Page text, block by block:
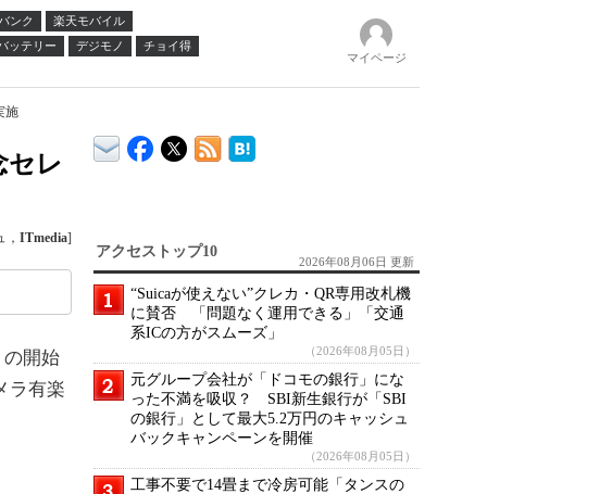
ンク
楽天モバイル
ッテリー デジモノ
チョイ得
マイページ
施
セレ
ITmedia]
の開始
ラ有楽
アクセストップ10
2026年08月06日 更新
“Suicaが使えない”クレカ・QR専用改札機
に賛否 「問題なく運用できる」「交通
系ICの方がスムーズ」
（2026年08月05日）
元グループ会社が「ドコモの銀行」にな
った不満を吸収？ SBI新生銀行が「SBI
の銀行」として最大5.2万円のキャッシュ
バックキャンペーンを開催
（2026年08月05日）
工事不要で14畳まで冷房可能「タンスの